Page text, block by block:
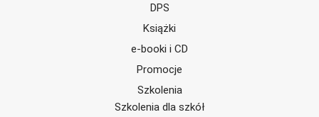
DPS
Książki
e-booki i CD
Promocje
Szkolenia
Szkolenia dla szkół